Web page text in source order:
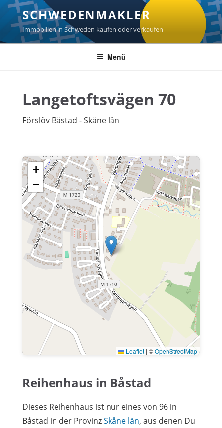
Zum
Inhalt
springen
SCHWEDENMAKLER
Immobilien in Schweden kaufen oder verkaufen
Menü
Langetoftsvägen 70
Förslöv Båstad - Skåne län
+
−
Leaflet | ©OpenStreetMap
Reihenhaus in Båstad
Dieses Reihenhaus ist nur eines von 96 in
Båstad in der ProvinzSkåne län, aus denen Du